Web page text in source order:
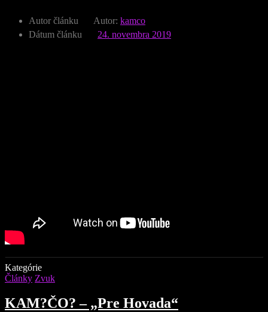
Autor článku Autor: kamco
Dátum článku
24. novembra 2019
Kategórie
Články Zvuk
KAM?ČO? – „Pre Hovada“